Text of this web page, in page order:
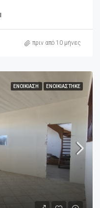
πριν από 10 μήνες
ΕΝΟΙΚΊΑΣΗ ΕΝΟΙΚΙΆΣΤΗΚΕ